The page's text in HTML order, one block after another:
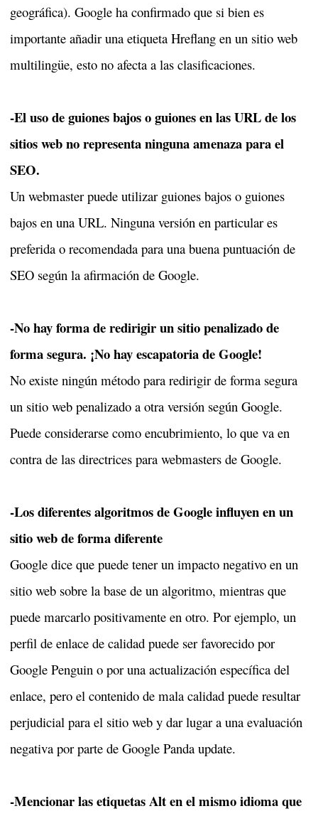
geográfica). Google ha confirmado que si bien es
importante añadir una etiqueta Hreflang en un sitio web
multilingüe, esto no afecta a las clasificaciones.
-El uso de guiones bajos o guiones en las URL de los
sitios web no representa ninguna amenaza para el
SEO.
Un webmaster puede utilizar guiones bajos o guiones
bajos en una URL. Ninguna versión en particular es
preferida o recomendada para una buena puntuación de
SEO según la afirmación de Google.
-No hay forma de redirigir un sitio penalizado de
forma segura. ¡No hay escapatoria de Google!
No existe ningún método para redirigir de forma segura
un sitio web penalizado a otra versión según Google.
Puede considerarse como encubrimiento, lo que va en
contra de las directrices para webmasters de Google.
-Los diferentes algoritmos de Google influyen en un
sitio web de forma diferente
Google dice que puede tener un impacto negativo en un
sitio web sobre la base de un algoritmo, mientras que
puede marcarlo positivamente en otro. Por ejemplo, un
perfil de enlace de calidad puede ser favorecido por
Google Penguin o por una actualización específica del
enlace, pero el contenido de mala calidad puede resultar
perjudicial para el sitio web y dar lugar a una evaluación
negativa por parte de Google Panda update.
-Mencionar las etiquetas Alt en el mismo idioma que